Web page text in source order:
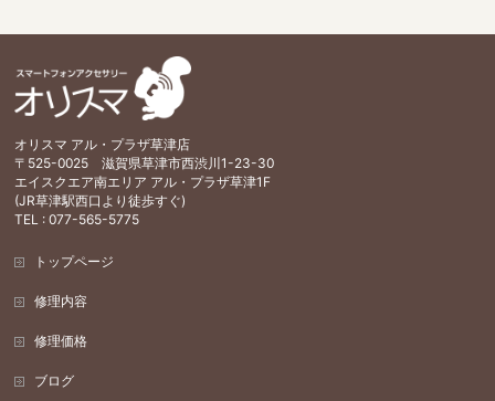
オリスマ アル・プラザ草津店
〒525-0025 滋賀県草津市西渋川1-23-30
エイスクエア南エリア アル・プラザ草津1F
(JR草津駅西口より徒歩すぐ)
TEL : 077-565-5775
トップページ
修理内容
修理価格
ブログ